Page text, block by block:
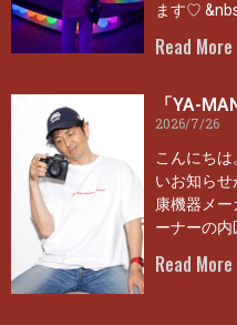
ます♡
Read
「YA-
2026/7/26
こんにち
いお知ら
康機器メー
ーナーの
Read